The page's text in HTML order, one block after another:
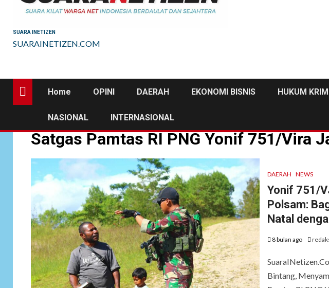
SUARA INETIZEN
SUARAINETIZEN.COM
Home OPINI DAERAH EKONOMI BISNIS HUKUM
NASIONAL INTERNASIONAL
Satgas Pamtas RI PNG Yonif 751/Vira
DAERAH NEWS
Yonif 751/
Polsam:
Natal
8 bulan ago
Bintang,